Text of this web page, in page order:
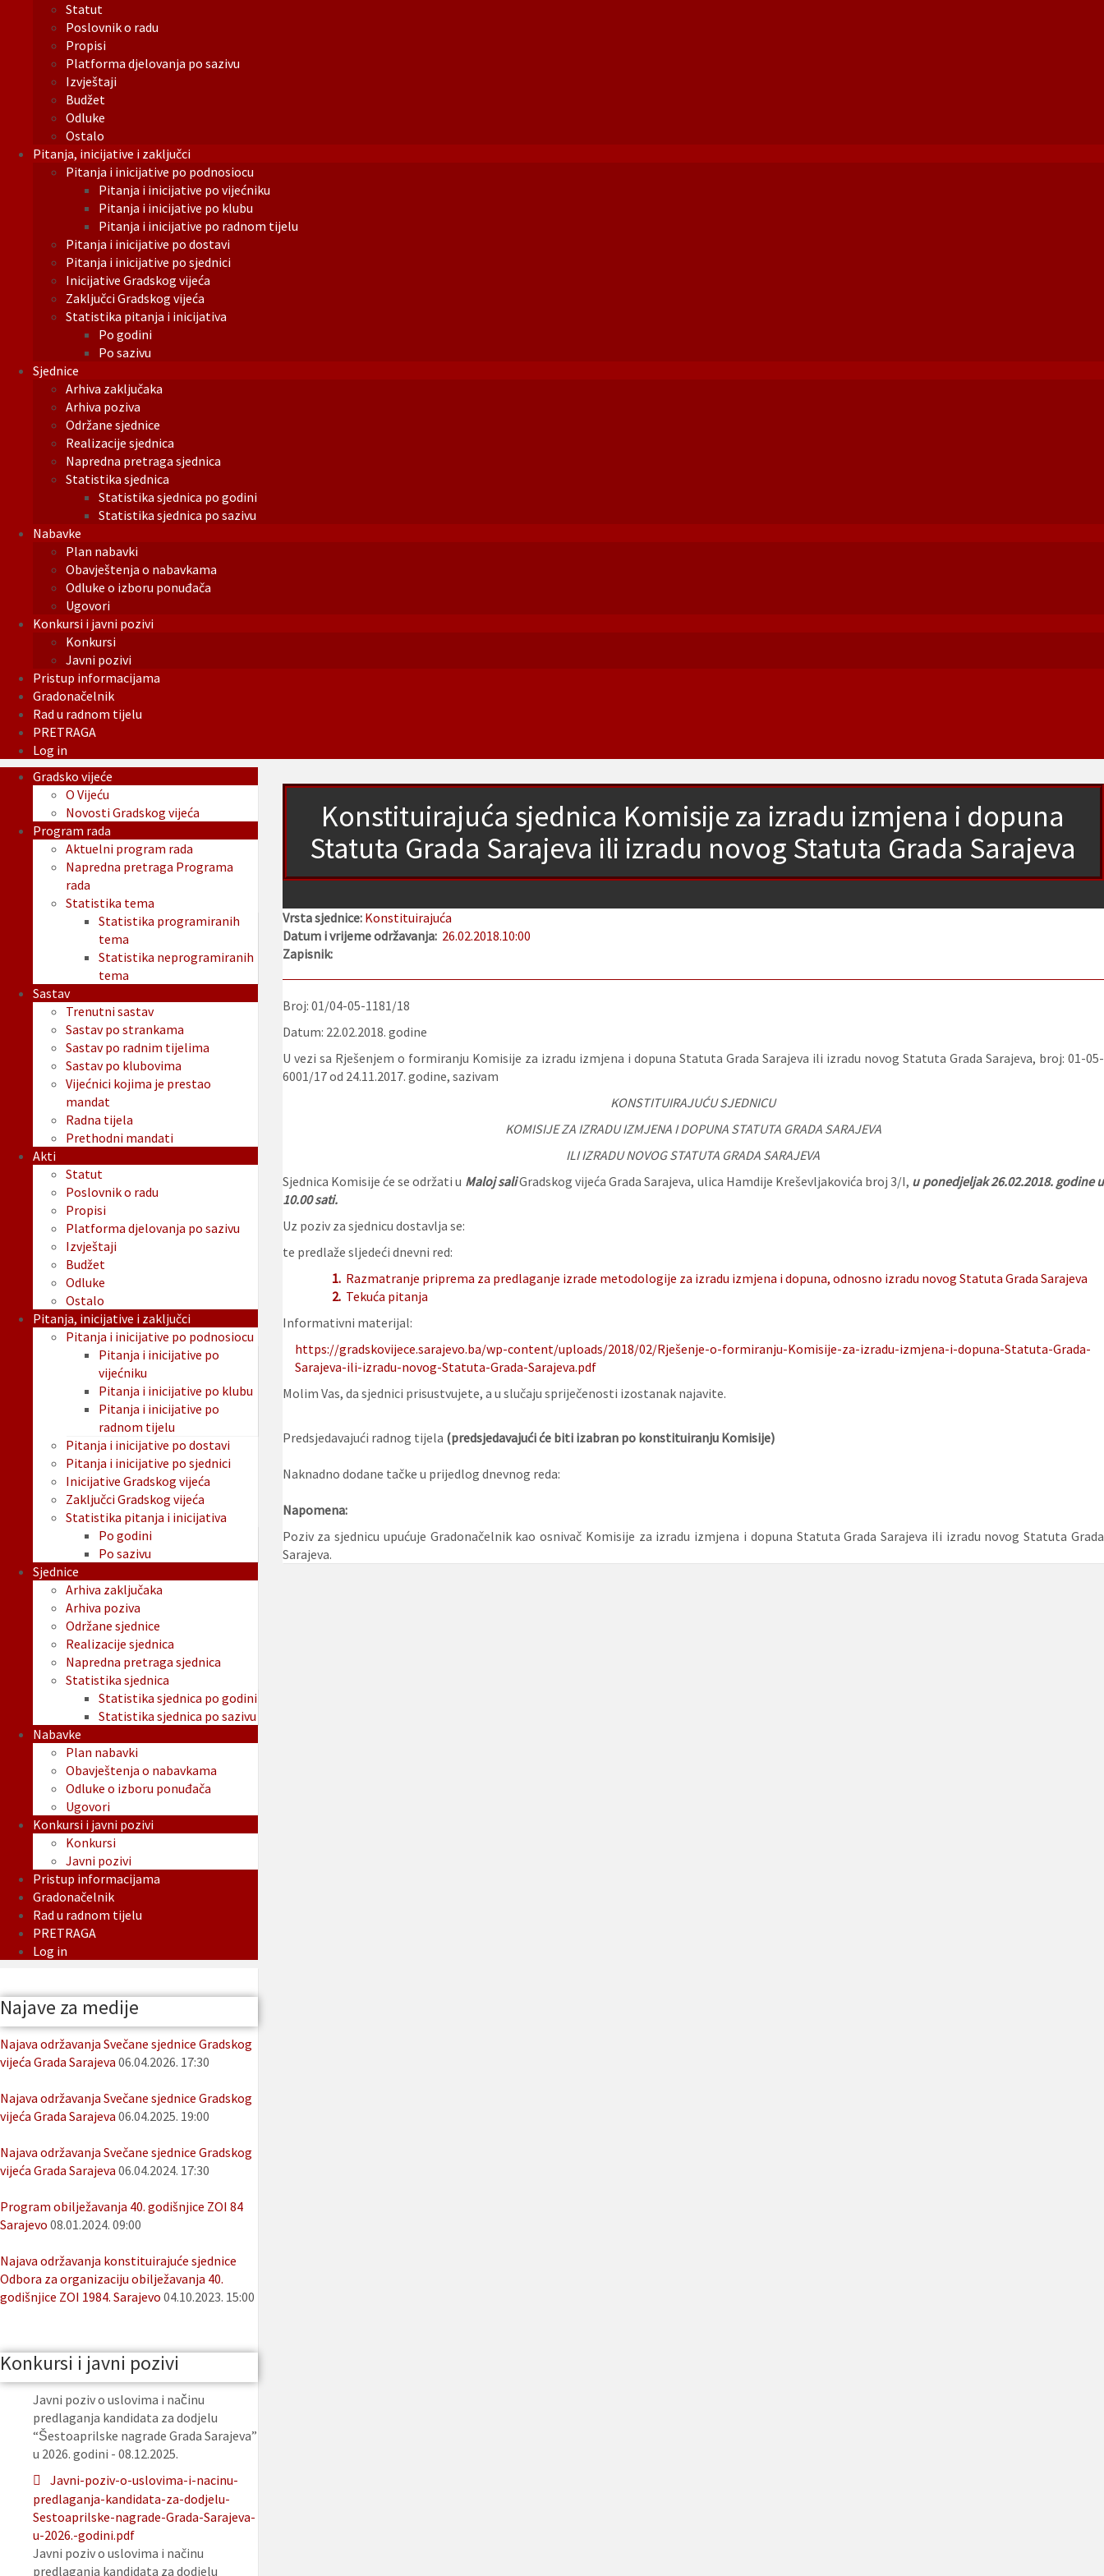
Statut
Poslovnik o radu
Propisi
Platforma djelovanja po sazivu
Izvještaji
Budžet
Odluke
Ostalo
Pitanja, inicijative i zaključci
Pitanja i inicijative po podnosiocu
Pitanja i inicijative po vijećniku
Pitanja i inicijative po klubu
Pitanja i inicijative po radnom tijelu
Pitanja i inicijative po dostavi
Pitanja i inicijative po sjednici
Inicijative Gradskog vijeća
Zaključci Gradskog vijeća
Statistika pitanja i inicijativa
Po godini
Po sazivu
Sjednice
Arhiva zaključaka
Arhiva poziva
Održane sjednice
Realizacije sjednica
Napredna pretraga sjednica
Statistika sjednica
Statistika sjednica po godini
Statistika sjednica po sazivu
Nabavke
Plan nabavki
Obavještenja o nabavkama
Odluke o izboru ponuđača
Ugovori
Konkursi i javni pozivi
Konkursi
Javni pozivi
Pristup informacijama
Gradonačelnik
Rad u radnom tijelu
PRETRAGA
Log in
Konstituirajuća sjednica Komisije za izradu izmjena i dopuna
Statuta Grada Sarajeva ili izradu novog Statuta Grada Sarajeva
Vrsta sjednice: Konstituirajuća
Datum i vrijeme održavanja: 26.02.2018.10:00
Zapisnik:
Broj: 01/04-05-1181/18
Datum: 22.02.2018. godine
U vezi sa Rješenjem o formiranju Komisije za izradu izmjena i dopuna Statuta Grada Sarajeva ili izradu novog Statuta Grada Sarajeva, broj: 01-05-
6001/17 od 24.11.2017. godine, sazivam
KONSTITUIRAJUĆU SJEDNICU
KOMISIJE ZA IZRADU IZMJENA I DOPUNA STATUTA GRADA SARAJEVA
ILI IZRADU NOVOG STATUTA GRADA SARAJEVA
Sjednica Komisije će se održati u Maloj saliGradskog vijeća Grada Sarajeva, ulica Hamdije Kreševljakovića broj 3/I, u ponedjeljak 26.02.2018. godine u
10.00 sati.
Uz poziv za sjednicu dostavlja se:
te predlaže sljedeći dnevni red:
1. Razmatranje priprema za predlaganje izrade metodologije za izradu izmjena i dopuna, odnosno izradu novog Statuta Grada Sarajeva
2. Tekuća pitanja
Informativni materijal:
https://gradskovijece.sarajevo.ba/wp-content/uploads/2018/02/Rješenje-o-formiranju-Komisije-za-izradu-izmjena-i-dopuna-Statuta-Grada-
Sarajeva-ili-izradu-novog-Statuta-Grada-Sarajeva.pdf
Molim Vas, da sjednici prisustvujete, a u slučaju spriječenosti izostanak najavite.
Predsjedavajući radnog tijela (predsjedavajući će biti izabran po konstituiranju Komisije)
Naknadno dodane tačke u prijedlog dnevnog reda:
Napomena:
Poziv za sjednicu upućuje Gradonačelnik kao osnivač Komisije za izradu izmjena i dopuna Statuta Grada Sarajeva ili izradu novog Statuta Grada
Sarajeva.
Gradsko vijeće
O Vijeću
Novosti Gradskog vijeća
Program rada
Aktuelni program rada
Napredna pretraga Programa
rada
Statistika tema
Statistika programiranih
tema
Statistika neprogramiranih
tema
Sastav
Trenutni sastav
Sastav po strankama
Sastav po radnim tijelima
Sastav po klubovima
Vijećnici kojima je prestao
mandat
Radna tijela
Prethodni mandati
Akti
Statut
Poslovnik o radu
Propisi
Platforma djelovanja po sazivu
Izvještaji
Budžet
Odluke
Ostalo
Pitanja, inicijative i zaključci
Pitanja i inicijative po podnosiocu
Pitanja i inicijative po
vijećniku
Pitanja i inicijative po klubu
Pitanja i inicijative po
radnom tijelu
Pitanja i inicijative po dostavi
Pitanja i inicijative po sjednici
Inicijative Gradskog vijeća
Zaključci Gradskog vijeća
Statistika pitanja i inicijativa
Po godini
Po sazivu
Sjednice
Arhiva zaključaka
Arhiva poziva
Održane sjednice
Realizacije sjednica
Napredna pretraga sjednica
Statistika sjednica
Statistika sjednica po godini
Statistika sjednica po sazivu
Nabavke
Plan nabavki
Obavještenja o nabavkama
Odluke o izboru ponuđača
Ugovori
Konkursi i javni pozivi
Konkursi
Javni pozivi
Pristup informacijama
Gradonačelnik
Rad u radnom tijelu
PRETRAGA
Log in
Najave za medije
Najava održavanja Svečane sjednice Gradskog
vijeća Grada Sarajeva 06.04.2026. 17:30
Najava održavanja Svečane sjednice Gradskog
vijeća Grada Sarajeva 06.04.2025. 19:00
Najava održavanja Svečane sjednice Gradskog
vijeća Grada Sarajeva 06.04.2024. 17:30
Program obilježavanja 40. godišnjice ZOI 84
Sarajevo 08.01.2024. 09:00
Najava održavanja konstituirajuće sjednice
Odbora za organizaciju obilježavanja 40.
godišnjice ZOI 1984. Sarajevo 04.10.2023. 15:00
Konkursi i javni pozivi
Javni poziv o uslovima i načinu
predlaganja kandidata za dodjelu
“Šestoaprilske nagrade Grada Sarajeva”
u 2026. godini - 08.12.2025.
Javni-poziv-o-uslovima-i-nacinu-
predlaganja-kandidata-za-dodjelu-
Sestoaprilske-nagrade-Grada-Sarajeva-
u-2026.-godini.pdf
Javni poziv o uslovima i načinu
predlaganja kandidata za dodjelu